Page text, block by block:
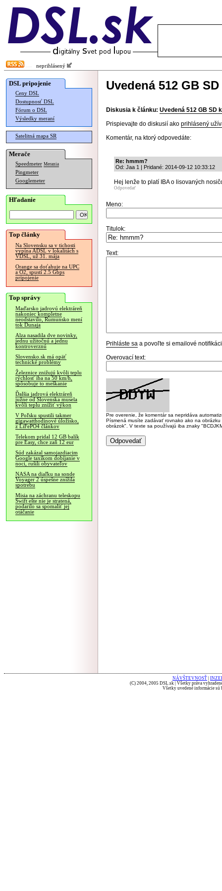
neprihlásený
DSL pripojenie
Ceny DSL
Dostupnosť DSL
Fórum o DSL
Výsledky meraní
Satelitná mapa SR
Merače
Speedmeter Merania
Pingmeter
Googlemeter
Hľadanie
Top články
Na Slovensku sa v tichosti
vypína ADSL v lokalitách s
VDSL, už 31. mája
Orange sa doťahuje na UPC
a O2, spustí 2.5 Gbps
pripojenie
Top správy
Maďarsko jadrovú elektráreň
nakoniec kompletne
neodstavilo, Rumunsko mení
tok Dunaja
Alza nasadila dve novinky,
jednu užitočnú a jednu
kontroverznú
Slovensko.sk má opäť
technické problémy
Železnice znižujú kvôli teplu
rýchlosť iba na 50 km/h,
spôsobuje to meškanie
Ďalšia jadrová elektráreň
južne od Slovenska musela
kvôli teplu znížiť výkon
V Poľsku spustili takmer
gigawatthodinové úložisko,
z LiFePO4 článkov
Telekom pridal 12 GB balík
pre Easy, chce zaň 12 eur
Súd zakázal samojazdiacim
Google taxíkom dobíjanie v
noci, rušili obyvateľov
NASA na diaľku na sonde
Voyager 2 úspešne znížila
spotrebu
Misia na záchranu teleskopu
Swift ešte nie je stratená,
podarilo sa spomaliť jej
otáčanie
Uvedená 512 GB
Diskusia k článku: Uvedená 512 GB SD
Prispievajte do diskusií ako prihlásený
Komentár, na ktorý odpovedáte:
Re: hmmm?
Od: Jaa 1 | Pridané: 2014-09-12 10:33:12
Hej lenže to platí IBA o lisovaných
Odpovedať
Meno:
Titulok:
Text:
Prihláste sa a povoľte si emailové
Overovací text:
Pre overenie, že komentár sa nepridáva
Písmená musíte zadávať rovnako ako na
obrázok". V texte sa používajú iba znaky
NÁVŠTEVNOSŤ
(C) 2004, 2005 DSL.sk | Všetky práva
Všetky uvedené informácie sú